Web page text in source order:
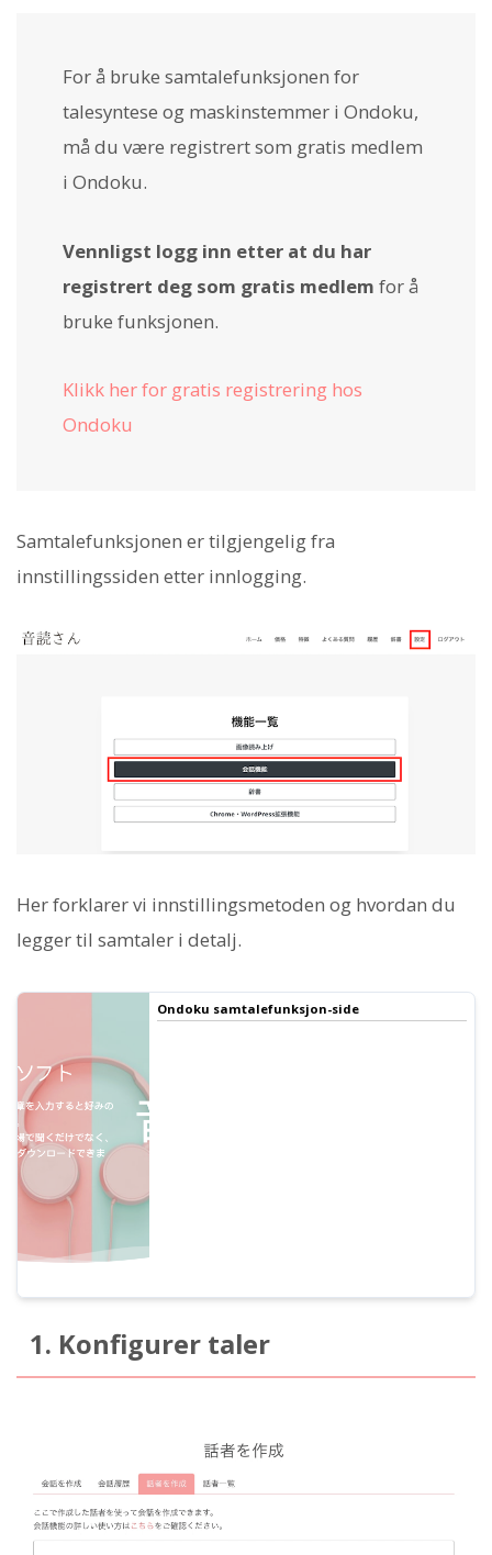
For å bruke samtalefunksjonen for
talesyntese og maskinstemmer i Ondoku,
må du være registrert som gratis medlem
i Ondoku.
Vennligst logg inn etter at du har
registrert deg som gratis medlem for å
bruke funksjonen.
Klikk her for gratis registrering hos
Ondoku
Samtalefunksjonen er tilgjengelig fra
innstillingssiden etter innlogging.
Her forklarer vi innstillingsmetoden og hvordan du
legger til samtaler i detalj.
Ondoku samtalefunksjon-side
1. Konfigurer taler